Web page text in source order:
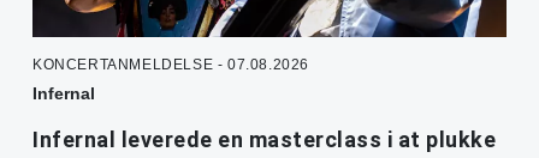
KONCERTANMELDELSE - 07.08.2026
Infernal
Infernal leverede en masterclass i at plukke